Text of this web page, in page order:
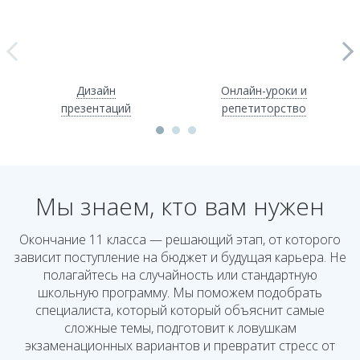
Дизайн
презентаций
Онлайн-уроки и
репетиторство
Мы знаем, кто вам нужен
Окончание 11 класса — решающий этап, от которого
зависит поступление на бюджет и будущая карьера. Не
полагайтесь на случайность или стандартную
школьную программу. Мы поможем подобрать
специалиста, который который объяснит самые
сложные темы, подготовит к ловушкам
экзаменационных вариантов и превратит стресс от